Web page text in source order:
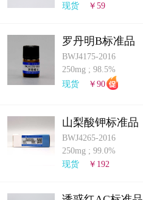
现货
￥59
罗丹明B标准品
BWJ4175-2016
250mg ; 98.5%
现货
￥90
山梨酸钾标准品
BWJ4265-2016
250mg ; 99.0%
现货
￥192